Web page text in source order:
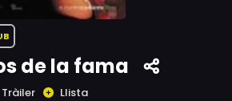
de la fama
Tràiler Llista